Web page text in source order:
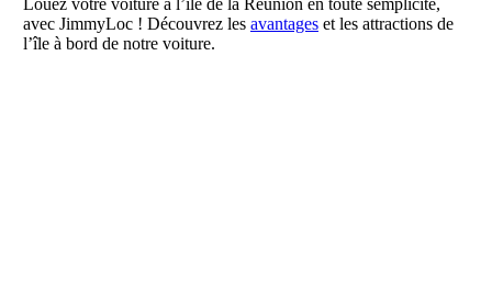
Louez votre voiture à l’île de la Réunion en toute semplicité,
avec JimmyLoc ! Découvrez les avantageset les attractions de
l’île à bord de notre voiture.